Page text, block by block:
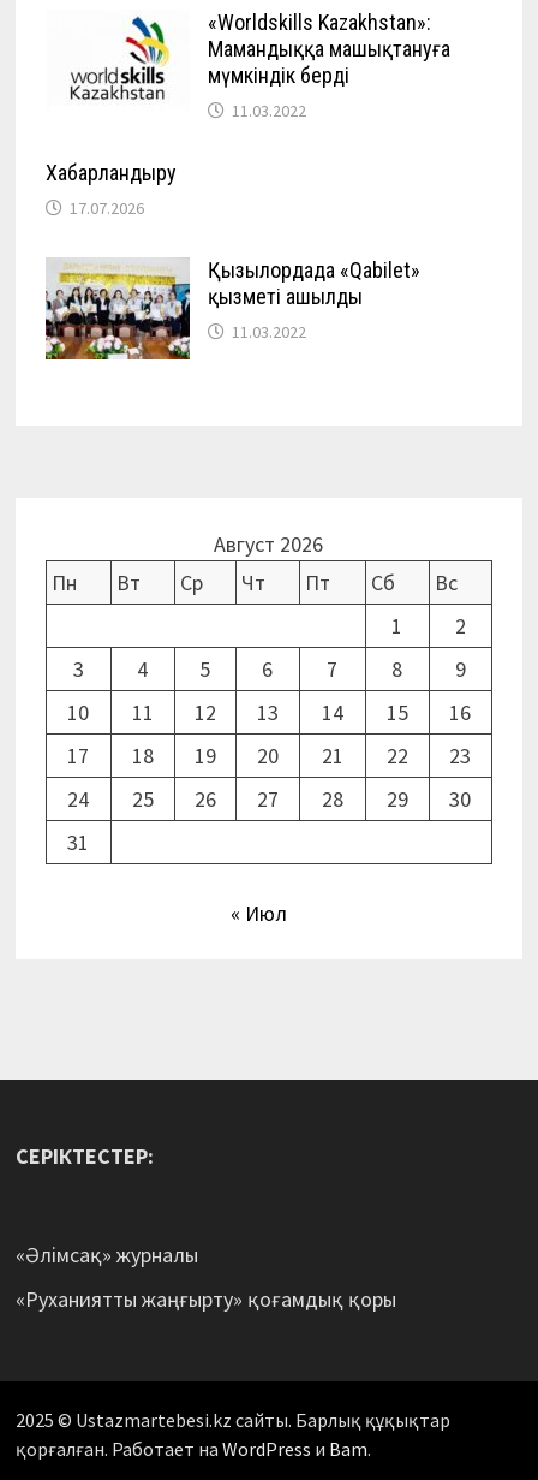
«Worldskills Kazakhstan»:
Мамандыққа машықтануға
мүмкіндік берді
11.03.2022
Хабарландыру
17.07.2026
Қызылордада «Qabilet»
қызметі ашылды
11.03.2022
Август 2026
Пн
Вт Ср Чт Пт Сб
Вс
1
2
3
4 5 6 7 8
9
10
11 12 13 14 15
16
17
18 19 20 21 22
23
24
25 26 27 28 29
30
31
« Июл
СЕРІКТЕСТЕР:
«Әлімсақ» журналы
«Руханиятты жаңғырту» қоғамдық қоры
2025 © Ustazmartebesi.kz сайты. Барлық құқықтар
қорғалған. Работает на WordPress и Bam.